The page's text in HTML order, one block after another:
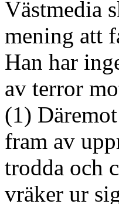
Västmedia
mening att
Han har
av terror
(1)
fram av
trodda och
vräker ur